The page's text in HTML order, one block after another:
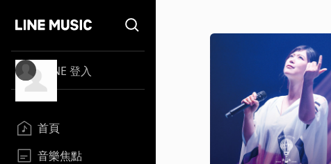
LINE 登入
首頁
音樂焦點